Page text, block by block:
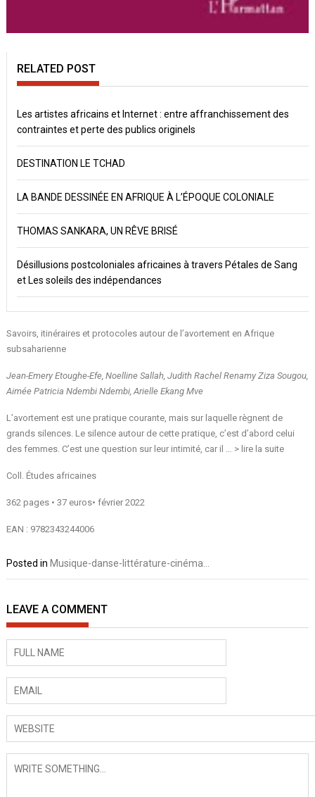
RELATED POST
Les artistes africains et Internet : entre affranchissement des
contraintes et perte des publics originels
DESTINATION LE TCHAD
LA BANDE DESSINÉE EN AFRIQUE À L’ÉPOQUE COLONIALE
THOMAS SANKARA, UN RÊVE BRISÉ
Désillusions postcoloniales africaines à travers Pétales de Sang
et Les soleils des indépendances
Savoirs, itinéraires et protocoles autour de l’avortement en Afrique
subsaharienne
Jean-Emery Etoughe-Efe, Noelline Sallah, Judith Rachel Renamy Ziza Sougou,
Aimée Patricia Ndembi Ndembi, Arielle Ekang Mve
L’avortement est une pratique courante, mais sur laquelle règnent de
grands silences. Le silence autour de cette pratique, c’est d’abord celui
des femmes. C’est une question sur leur intimité, car il … > lire la suite
Coll. Études africaines
362 pages • 37 euros• février 2022
EAN : 9782343244006
Posted in Musique-danse-littérature-cinéma...
LEAVE A COMMENT